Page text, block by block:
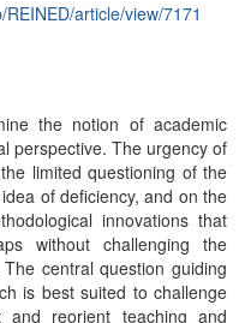
article/view/7171
the notion of academic
perspective. The urgency of
limited questioning of the
of deficiency, and on the
innovations that
without challenging the
central question guiding
is best suited to challenge
reorient teaching and